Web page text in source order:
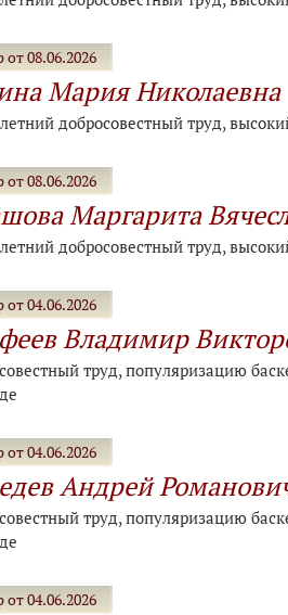
08.06.2026
Мария Николаевна
добросовестный труд,
08.06.2026
Маргарита
добросовестный труд,
04.06.2026
Владимир
труд, популяризацию
04.06.2026
Андрей
труд, популяризацию
04.06.2026